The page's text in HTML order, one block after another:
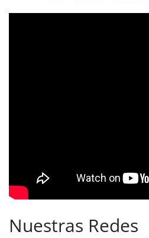
Nuestras Redes